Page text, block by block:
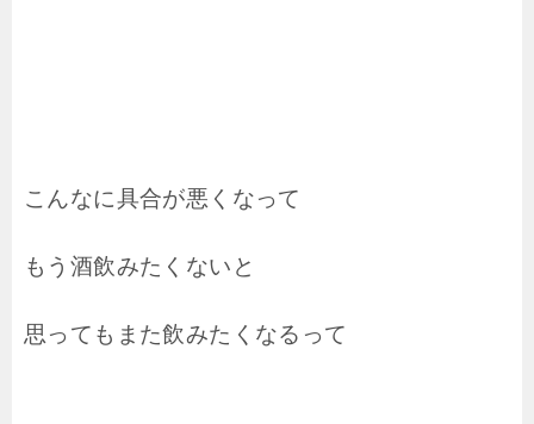
こんなに具合が悪くなって
もう酒飲みたくないと
思ってもまた飲みたくなるって